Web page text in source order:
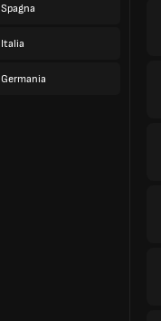
Spagna
Italia
Germania